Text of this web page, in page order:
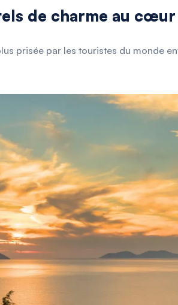
de charme au
prisée par les touristes du monde